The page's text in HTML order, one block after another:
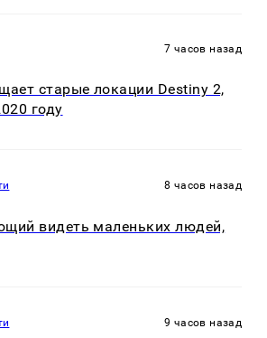
7 часов назад
старые локации Destiny 2,
году
8 часов назад
видеть маленьких людей,
9 часов назад